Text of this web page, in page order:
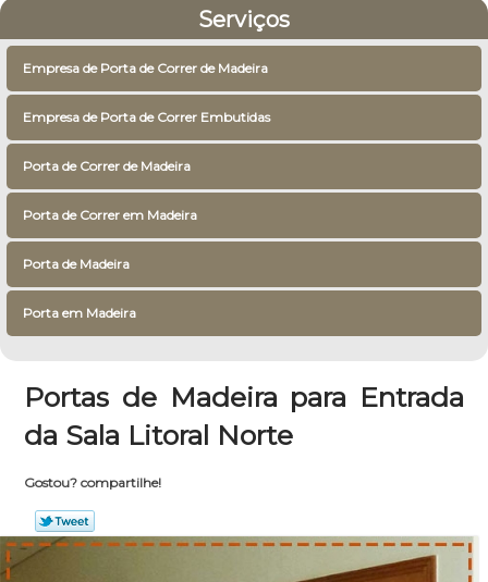
Serviços
Empresa de Porta de Correr de Madeira
Empresa de Porta de Correr Embutidas
Porta de Correr de Madeira
Porta de Correr em Madeira
Porta de Madeira
Porta em Madeira
Portas de Madeira para Entrada
da Sala Litoral Norte
Gostou? compartilhe!